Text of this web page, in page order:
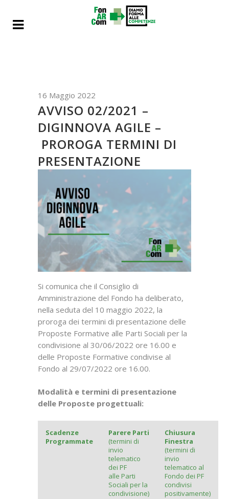
16 Maggio 2022
AVVISO 02/2021 –
DIGINNOVA AGILE –
PROROGA TERMINI DI
PRESENTAZIONE
Si comunica che il Consiglio di
Amministrazione del Fondo ha deliberato,
nella seduta del 10 maggio 2022, la
proroga dei termini di presentazione delle
Proposte Formative alle Parti Sociali per la
condivisione al 30/06/2022 ore 16.00 e
delle Proposte Formative condivise al
Fondo al 29/07/2022 ore 16.00.
Modalità e termini di presentazione
delle Proposte progettuali:
Scadenze
Programmate
Parere Parti
(termini di
invio
telematico
dei PF
alle Parti
Sociali per la
condivisione)
Chiusura
Finestra
(termini di
invio
telematico al
Fondo dei PF
condivisi
positivamente)